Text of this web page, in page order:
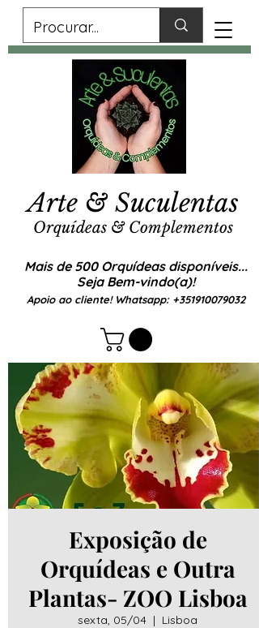
Mais de 500 Orquídeas disponíveis...
Seja Bem-vindo(a)!
Apoio ao cliente! Whatsapp: +351910079032
Arte & Suculentas
Orquídeas & Complementos
Exposição de
Orquídeas e Outra
Plantas- ZOO Lisboa
sexta, 05/04
  |
Lisboa